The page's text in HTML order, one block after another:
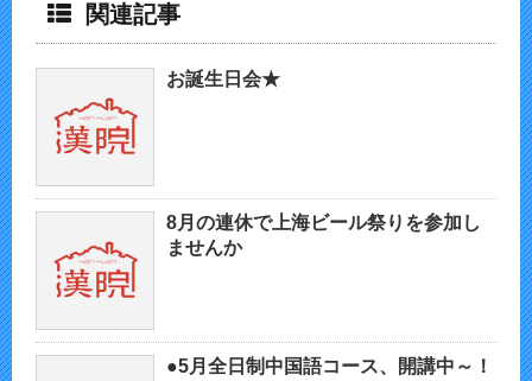
関連記事
お誕生日会★
8月の連休で上海ビール祭りを参加し
ませんか
●5月全日制中国語コース、開講中～！